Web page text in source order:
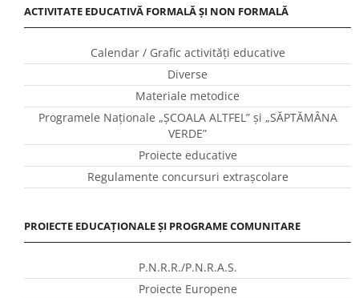
ACTIVITATE EDUCATIVĂ FORMALĂ ȘI NON FORMALĂ
Calendar / Grafic activităţi educative
Diverse
Materiale metodice
Programele Naţionale „ŞCOALA ALTFEL” și „SĂPTĂMÂNA
VERDE”
Proiecte educative
Regulamente concursuri extraşcolare
PROIECTE EDUCAȚIONALE ȘI PROGRAME COMUNITARE
P.N.R.R./P.N.R.A.S.
Proiecte Europene